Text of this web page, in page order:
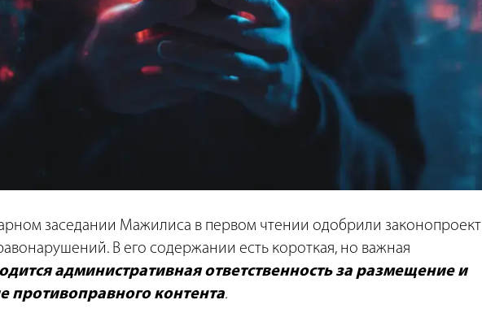
заседании Мажилиса в первом чтении одобрили законопроект
В его содержании есть короткая, но важная
административная ответственность за размещение и
противоправного контента.